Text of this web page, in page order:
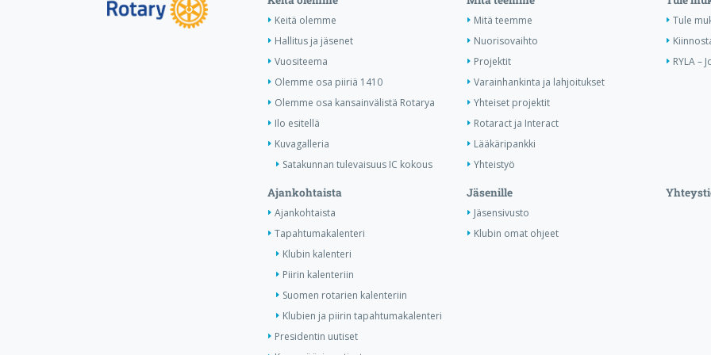
Keitä olemme
Hallitus ja jäsenet
Vuositeema
Olemme osa piiriä 1410
Olemme osa kansainvälistä Rotarya
Ilo esitellä
Kuvagalleria
Satakunnan tulevaisuus IC kokous
Mitä teemme
Nuorisovaihto
Projektit
Varainhankinta ja lahjoitukset
Yhteiset projektit
Rotaract ja Interact
Lääkäripankki
Yhteistyö
Tule
RYLA –
Ajankohtaista
Ajankohtaista
Tapahtumakalenteri
Klubin kalenteri
Piirin kalenteriin
Suomen rotarien kalenteriin
Klubien ja piirin tapahtumakalenteri
Presidentin uutiset
Jäsenille
Jäsensivusto
Klubin omat ohjeet